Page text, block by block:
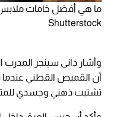
ما هي أفضل خامات ملابس
Shutterstock
أن القميص القطني عندما
تشتيت ذهني وجسدي